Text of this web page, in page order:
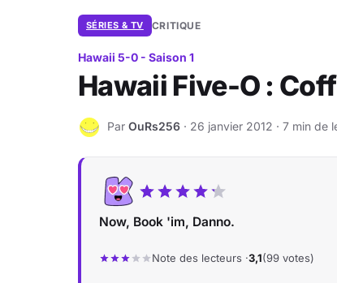
SÉRIES & TV CRITIQUE
Hawaii 5-0 - Saison 1
Hawaii Five-O :
O Par OuRs256 · 26 janvier 2012 · 7 min de
Now, Book 'im, Danno.
Note des lecteurs ·3,1(99 votes)